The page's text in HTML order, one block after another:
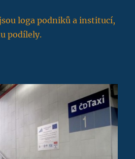
loga podniků a institucí,
podílely.